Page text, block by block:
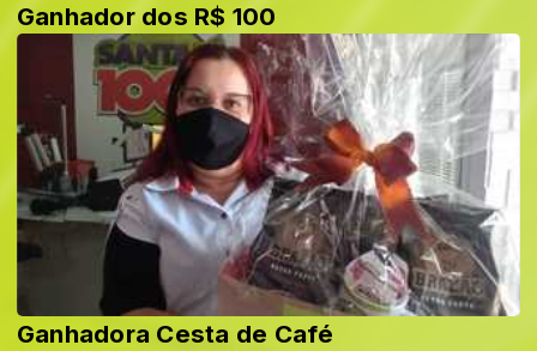
Ganhador dos R$ 100
Ganhadora Cesta de Café